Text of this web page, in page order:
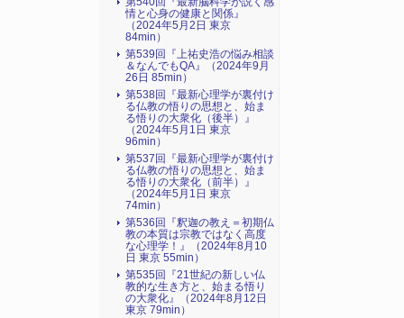
情と心身の健康と関係』
（2024年5月2日 東京
84min）
第539回『上祐史浩の悩み相談
＆なんでもQA』（2024年9月
26日 85min）
第538回『最新心理学が裏付け
る仏教の悟りの思想と、始ま
る悟りの大衆化（後半）』
（2024年5月1日 東京
96min）
第537回『最新心理学が裏付け
る仏教の悟りの思想と、始ま
る悟りの大衆化（前半）』
（2024年5月1日 東京
74min）
第536回『釈迦の教え＝初期仏
教の本質は宗教ではなく高度
な心理学！』（2024年8月10
日 東京 55min）
第535回『21世紀の新しい仏
教的な生き方と、始まる悟り
の大衆化』（2024年8月12日
東京 79min）